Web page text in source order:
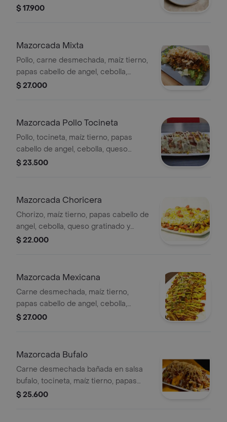
Papas Cabello De Angel, Cebolla,
$ 17.900
Mazorcada Mixta
Pollo, carne desmechada, maíz tierno,
papas cabello de angel, cebolla,
queso gratinado y salsas de la casa.
$ 27.000
Mazorcada Pollo Tocineta
Pollo, tocineta, maíz tierno, papas
cabello de angel, cebolla, queso
gratinado y salsas de la casa.
$ 23.500
Mazorcada Choricera
Chorizo, maíz tierno, papas cabello de
angel, cebolla, queso gratinado y
salsas de la casa.
$ 22.000
Mazorcada Mexicana
Carne desmechada, maíz tierno,
papas cabello de angel, cebolla,
tomate, jalapeños, queso gratinado y
$ 27.000
Mazorcada Bufalo
Carne desmechada bañada en salsa
bufalo, tocineta, maíz tierno, papas
cabello de angel, cebolla, queso
$ 25.600